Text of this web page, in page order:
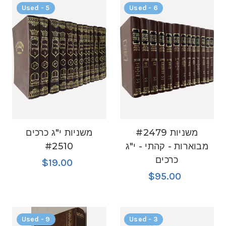
Used - 5
משניות י"ג כרכים
#2510
$19.00
Used - 6
#2479 משניות
מבוארות - קהתי - י"ג
כרכים
$95.00
Used - 9 Used - 3